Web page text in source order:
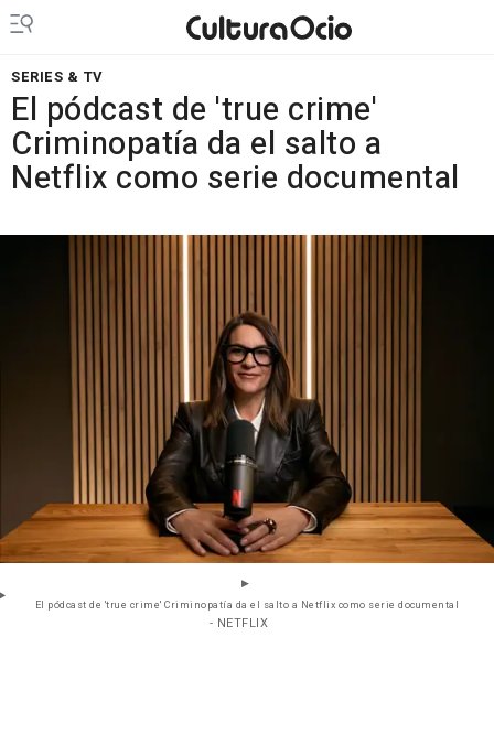
SERIES & TV
El pódcast de 'true crime'
Criminopatía da el salto a
Netflix como serie documental
El pódcast de 'true crime' Criminopatía da el salto a Netflix como serie documental
- NETFLIX